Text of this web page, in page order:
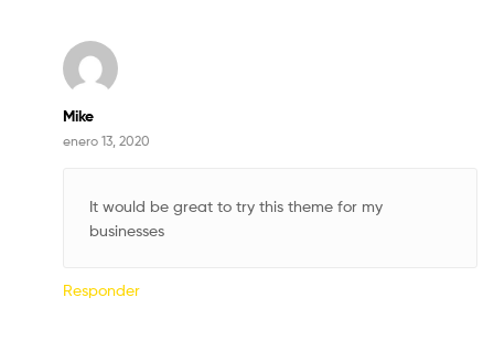
Mike
enero 13, 2020
It would be great to try this theme for my
businesses
Responder